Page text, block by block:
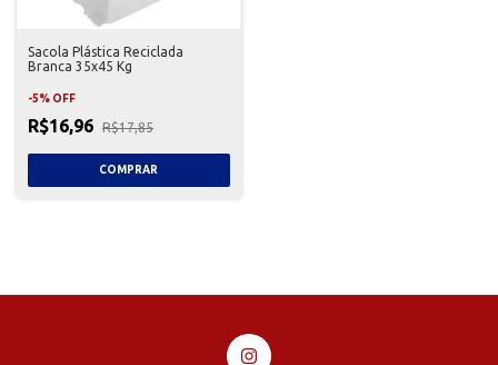
Sacola Plástica Reciclada
Branca 35x45 Kg
-5% OFF
R$16,96 R$17,85